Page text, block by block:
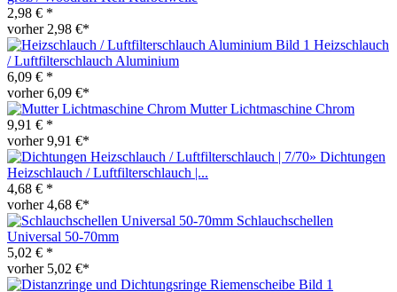
2,98 € *
vorher 2,98 €*
Heizschlauch
/ Luftfilterschlauch Aluminium
6,09 € *
vorher 6,09 €*
Mutter Lichtmaschine Chrom
9,91 € *
vorher 9,91 €*
Dichtungen
Heizschlauch / Luftfilterschlauch |...
4,68 € *
vorher 4,68 €*
Schlauchschellen
Universal 50-70mm
5,02 € *
vorher 5,02 €*